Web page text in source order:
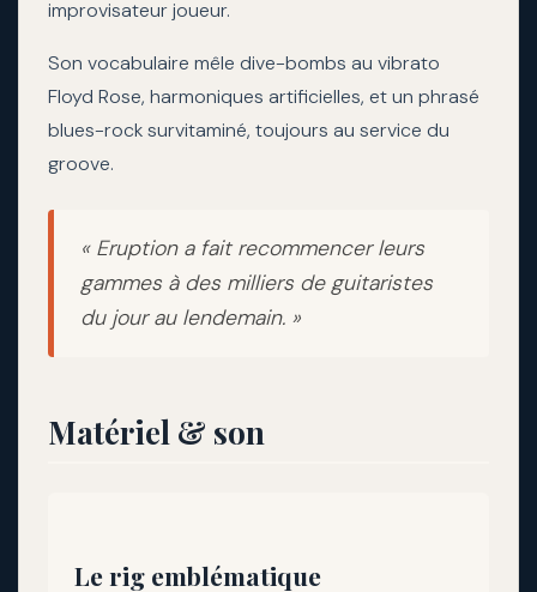
improvisateur joueur.
Son vocabulaire mêle dive-bombs au vibrato
Floyd Rose, harmoniques artificielles, et un phrasé
blues-rock survitaminé, toujours au service du
groove.
« Eruption a fait recommencer leurs
gammes à des milliers de guitaristes
du jour au lendemain. »
Matériel & son
Le rig emblématique